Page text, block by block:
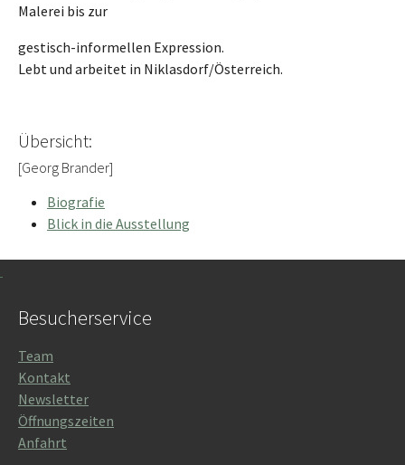
Malerei bis zur
gestisch-informellen Expression.
Lebt und arbeitet in Niklasdorf/Österreich.
Übersicht:
[Georg Brander]
Biografie
Blick in die Ausstellung
Besucherservice
Team
Kontakt
Newsletter
Öffnungszeiten
Anfahrt